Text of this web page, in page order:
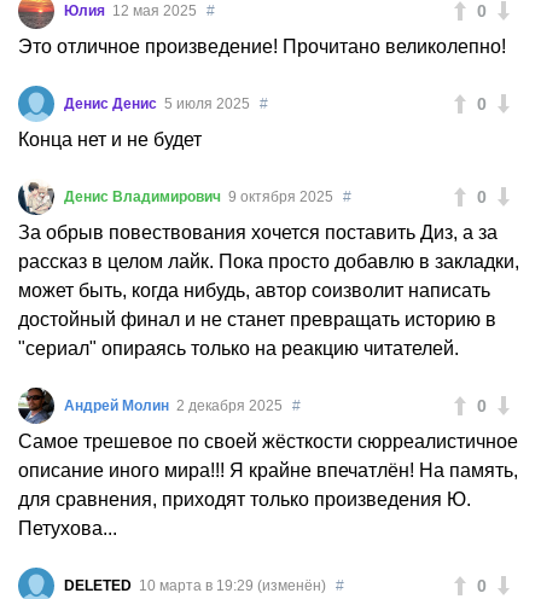
0
Юлия 12 мая 2025 #
Это отличное произведение! Прочитано великолепно!
0
Денис Денис 5 июля 2025 #
Конца нет и не будет
0
Денис Владимирович 9 октября 2025 #
За обрыв повествования хочется поставить Диз, а за
рассказ в целом лайк. Пока просто добавлю в закладки,
может быть, когда нибудь, автор соизволит написать
достойный финал и не станет превращать историю в
"сериал" опираясь только на реакцию читателей.
0
Андрей Молин 2 декабря 2025 #
Самое трешевое по своей жёсткости сюрреалистичное
описание иного мира!!! Я крайне впечатлён! На память,
для сравнения, приходят только произведения Ю.
Петухова...
0
DELETED 10 марта в 19:29 (изменён) #